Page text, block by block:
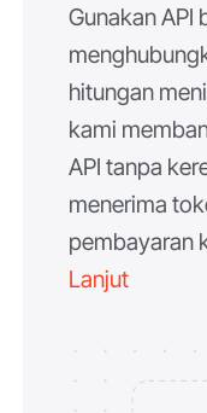
Gunakan API
hitungan
kami
API tanpa
menerima
pembayaran
Lanjut